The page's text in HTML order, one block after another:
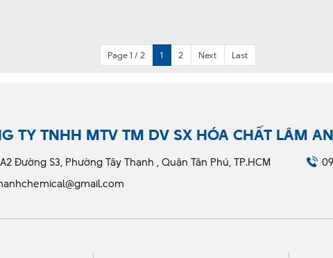
Page 1 / 2 1 2 Next Last
TY TNHH MTV TM DV SX HÓA CHẤT LÂM
Đường S3, Phường Tây Thạnh , Quận Tân Phú, TP.HCM